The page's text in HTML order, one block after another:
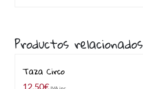
Productos relacionados
Taza Circo
12,50€ IVA inc.